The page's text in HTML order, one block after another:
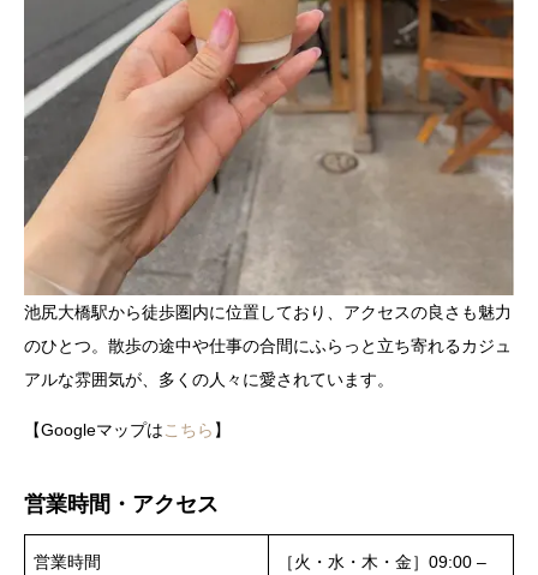
池尻大橋駅から徒歩圏内に位置しており、アクセスの良さも魅力
のひとつ。散歩の途中や仕事の合間にふらっと立ち寄れるカジュ
アルな雰囲気が、多くの人々に愛されています。
【Googleマップは こちら 】
営業時間・アクセス
営業時間
［火・水・木・金］09:00 –